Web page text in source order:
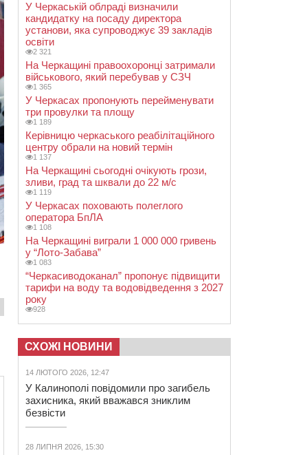
У Черкаській облраді визначили
кандидатку на посаду директора
установи, яка супроводжує 39 закладів
освіти
2 321
На Черкащині правоохоронці затримали
військового, який перебував у СЗЧ
1 365
У Черкасах пропонують перейменувати
три провулки та площу
1 189
Керівницю черкаського реабілітаційного
центру обрали на новий термін
1 137
На Черкащині сьогодні очікують грози,
зливи, град та шквали до 22 м/с
1 119
У Черкасах поховають полеглого
оператора БпЛА
1 108
На Черкащині виграли 1 000 000 гривень
у “Лото-Забава”
1 083
“Черкасиводоканал” пропонує підвищити
тарифи на воду та водовідведення з 2027
року
928
СХОЖІ НОВИНИ
14 ЛЮТОГО 2026, 12:47
У Калинополі повідомили про загибель
захисника, який вважався зниклим
безвісти
28 ЛИПНЯ 2026, 15:30